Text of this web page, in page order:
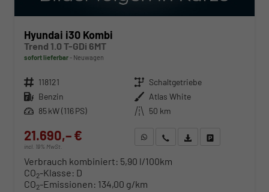
Hyundai i30 Kombi
Trend 1.0 T-GDi 6MT
sofort lieferbar Neuwagen
Fahrzeugnr. 118121 Getriebe Schaltgetriebe
Kraftstoff Benzin Außenfarbe Atlas White
Leistung 85 kW (116 PS) Kilometerstand 50 km
21.690,– €
incl. 19% MwSt.
WhatsApp anfragen
Wir rufen Sie anFahrzeugexposé (PDF)
Verbrauch kombiniert: 5,90 l/100km
CO2-Klasse: D
CO2-Emissionen: 134,00 g/km